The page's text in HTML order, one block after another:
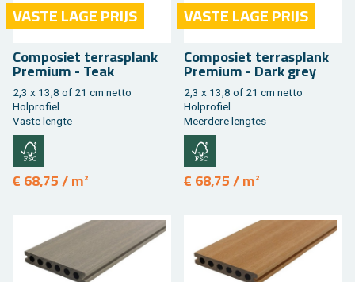
VASTE LAGE PRIJS
Com­po­siet ter­ras­plank
Pre­mi­um - Teak
2,3 x 13,8 of 21 cm netto
Hol­pro­fiel
Vaste leng­te
€ 68,75 / m²
VASTE LAGE PRIJS
Com­po­siet ter­ras­plank
Pre­mi­um - Dark grey
2,3 x 13,8 of 21 cm netto
Hol­pro­fiel
Meer­de­re leng­tes
€ 68,75 / m²